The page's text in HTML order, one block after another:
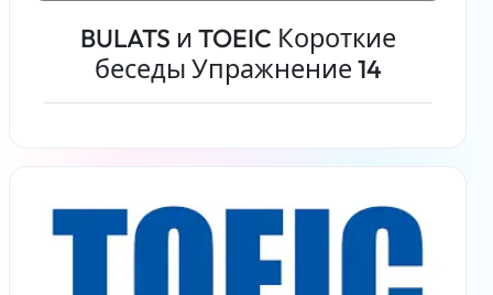
BULATS и TOEIC Короткие
беседы Упражнение 14